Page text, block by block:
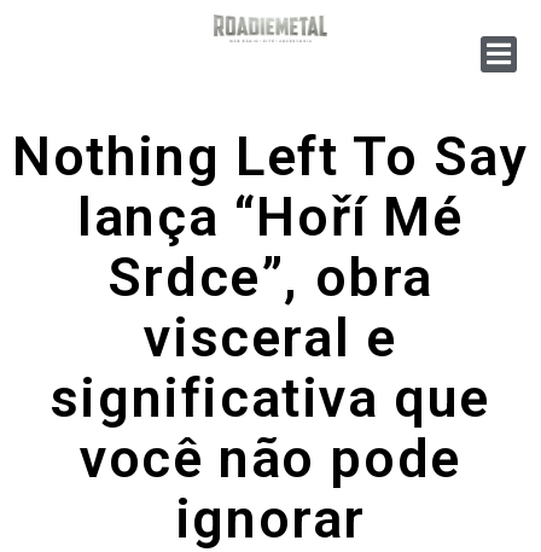
Nothing Left To Say
lança “Hoří Mé
Srdce”, obra
visceral e
significativa que
você não pode
ignorar